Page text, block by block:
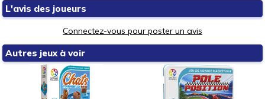
L'avis des joueurs
Connectez-vous pour poster un avis
Autres jeux à voir